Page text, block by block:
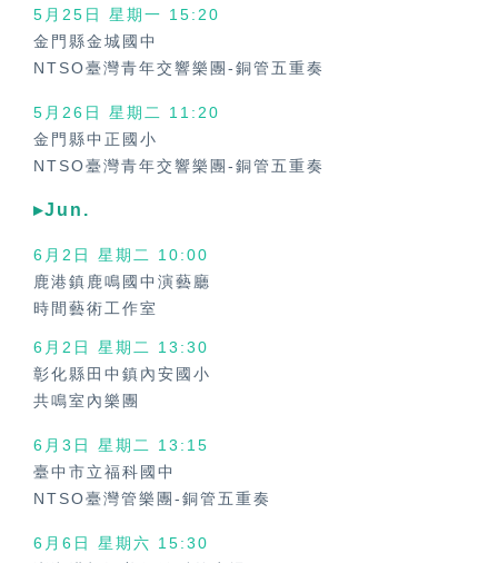
5月25日 星期一 15:20
金門縣金城國中
NTSO臺灣青年交響樂團-銅管五重奏
5月26日 星期二 11:20
金門縣中正國小
NTSO臺灣青年交響樂團-銅管五重奏
▸Jun.
6月2日 星期二 10:00
鹿港鎮鹿鳴國中演藝廳
時間藝術工作室
6月2日 星期二 13:30
彰化縣田中鎮內安國小
共鳴室內樂團
6月3日 星期二 13:15
臺中市立福科國中
NTSO臺灣管樂團-銅管五重奏
6月6日 星期六 15:30